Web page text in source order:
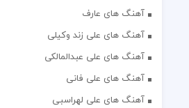
آهنگ های عارف
آهنگ های علی زند وکیلی
آهنگ های علی عبدالمالکی
آهنگ های علی فانی
آهنگ های علی لهراسبی